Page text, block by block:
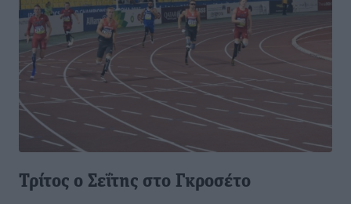
Τρίτος ο Σεΐτης στο Γκροσέτο